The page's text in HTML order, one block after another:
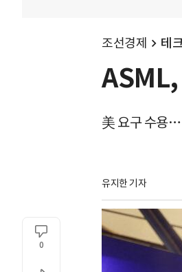
조선경제 테
ASML,
美 요구 수용…
유지한 기자
0